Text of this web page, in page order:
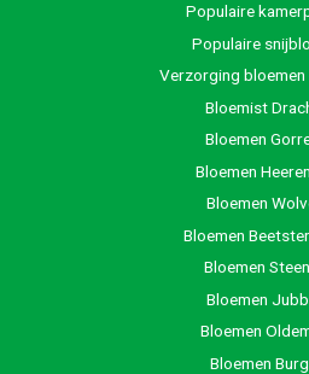
Populaire
Populaire
Verzorging bloemen
Bloemist
Bloemen
Bloemen
Bloemen
Bloemen
Bloemen
Bloemen
Bloemen
Bloemen